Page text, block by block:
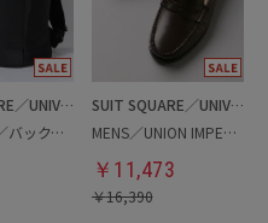
SUIT SQUARE／UNIVERSAL LANGUAGE
最高バッグ／バックパック
SUIT SQUARE／UNIVERSAL LANGUAGE
MENS／UNION IMPERIAL監修／コインローファー
￥ 11,473
￥16,390